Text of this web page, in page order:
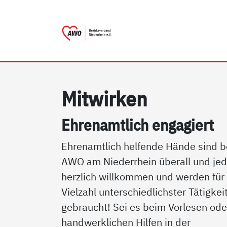
Mit­wir­ken
Eh­renamt­lich en­ga­giert
Ehrenamtlich helfende Hände sind
AWO am Niederrhein überall und
herzlich willkommen und werden für
Vielzahl unterschiedlichster
gebraucht! Sei es beim Vorlesen
handwerklichen Hilfen in der